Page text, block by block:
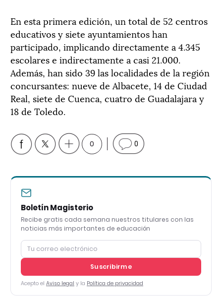
En esta primera edición, un total de 52 centros
educativos y siete ayuntamientos han
participado, implicando directamente a 4.345
escolares e indirectamente a casi 21.000.
Además, han sido 39 las localidades de la región
concursantes: nueve de Albacete, 14 de Ciudad
Real, siete de Cuenca, cuatro de Guadalajara y
18 de Toledo.
0 0
Boletín Magisterio
Recibe gratis cada semana nuestros titulares con las
noticias más importantes de educación
Suscribirme
Acepto el Aviso legal y la Política de privacidad